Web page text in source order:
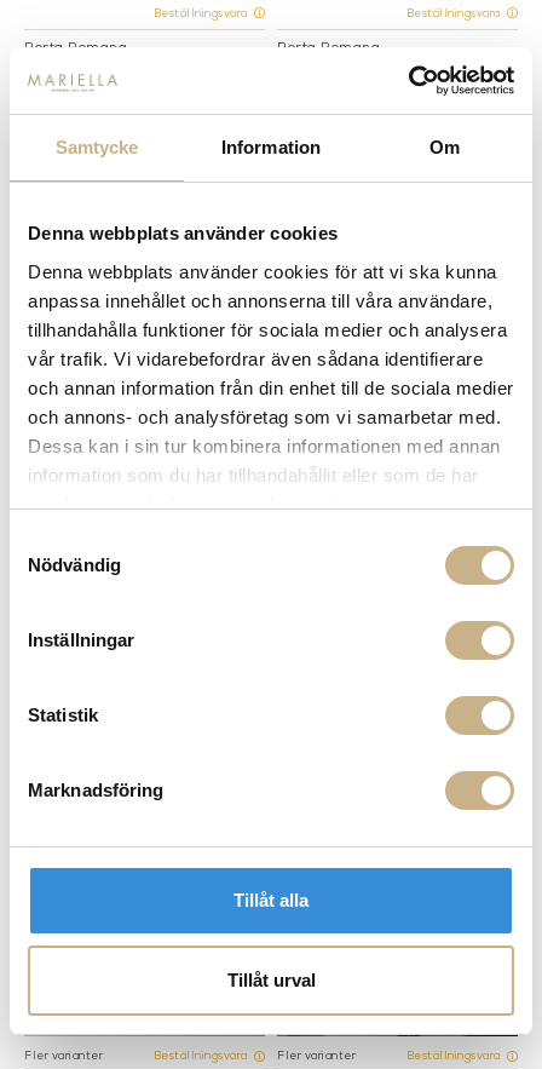
Samtycke Information Om
Denna webbplats använder cookies
Denna webbplats använder cookies för att vi ska kunna
anpassa innehållet och annonserna till våra användare,
tillhandahålla funktioner för sociala medier och analysera
vår trafik. Vi vidarebefordrar även sådana identifierare
och annan information från din enhet till de sociala medier
och annons- och analysföretag som vi samarbetar med.
Dessa kan i sin tur kombinera informationen med annan
information som du har tillhandahållit eller som de har
samlat in när du har använt deras tjänster.
Nödvändig
Inställningar
Statistik
Marknadsföring
Tillåt alla
Tillåt urval
Beställningsvara
Porta Romana
Beställningsvara
Porta Romana
VÄGGLAMPA - JORDAN
Beställningsvara
Porta Romana
VÄGGLAMPA - HOLDEN
Beställningsvara
Porta Romana
VÄGGLAMPA - HOLDEN SINGLE
Fler varianter Beställningsvara
Fler varianter Beställningsvara Fler varianter Beställningsvara